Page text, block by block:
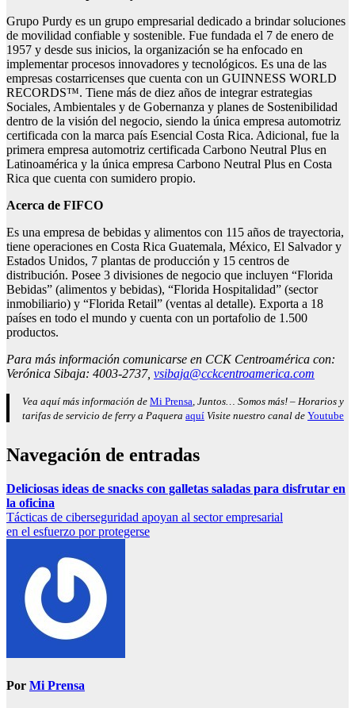
Grupo Purdy es un grupo empresarial dedicado a brindar soluciones
de movilidad confiable y sostenible. Fue fundada el 7 de enero de
1957 y desde sus inicios, la organización se ha enfocado en
implementar procesos innovadores y tecnológicos. Es una de las
empresas costarricenses que cuenta con un GUINNESS WORLD
RECORDS™. Tiene más de diez años de integrar estrategias
Sociales, Ambientales y de Gobernanza y planes de Sostenibilidad
dentro de la visión del negocio, siendo la única empresa automotriz
certificada con la marca país Esencial Costa Rica. Adicional, fue la
primera empresa automotriz certificada Carbono Neutral Plus en
Latinoamérica y la única empresa Carbono Neutral Plus en Costa
Rica que cuenta con sumidero propio.
Acerca de FIFCO
Es una empresa de bebidas y alimentos con 115 años de trayectoria,
tiene operaciones en Costa Rica Guatemala, México, El Salvador y
Estados Unidos, 7 plantas de producción y 15 centros de
distribución. Posee 3 divisiones de negocio que incluyen “Florida
Bebidas” (alimentos y bebidas), “Florida Hospitalidad” (sector
inmobiliario) y “Florida Retail” (ventas al detalle). Exporta a 18
países en todo el mundo y cuenta con un portafolio de 1.500
productos.
Para más información comunicarse en CCK Centroamérica con:
Verónica Sibaja: 4003-2737, vsibaja@cckcentroamerica.com
Vea aquí más información de Mi Prensa, Juntos… Somos más! – Horarios y
tarifas de servicio de ferry a Paquera aquí Visite nuestro canal de Youtube
Navegación de entradas
Deliciosas ideas de snacks con galletas saladas para disfrutar en
la oficina
Tácticas de ciberseguridad apoyan al sector empresarial
en el esfuerzo por protegerse
Por Mi Prensa